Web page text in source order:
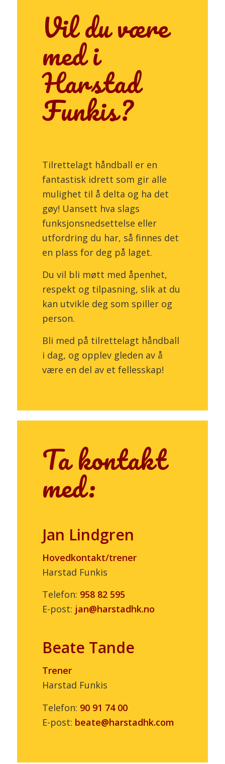
Vil du være
med i
Harstad
Funkis?
Tilrettelagt håndball er en
fantastisk idrett som gir alle
mulighet til å delta og ha det
gøy! Uansett hva slags
funksjonsnedsettelse eller
utfordring du har, så finnes det
en plass for deg på laget.
Du vil bli møtt med åpenhet,
respekt og tilpasning, slik at du
kan utvikle deg som spiller og
person.
Bli med på tilrettelagt håndball
i dag, og opplev gleden av å
være en del av et fellesskap!
Ta kontakt
med:
Jan Lindgren
Hovedkontakt/trener
Harstad Funkis
Telefon: 958 82 595
E-post: jan@harstadhk.no
Beate Tande
Trener
Harstad Funkis
Telefon: 90 91 74 00
E-post: beate@harstadhk.com